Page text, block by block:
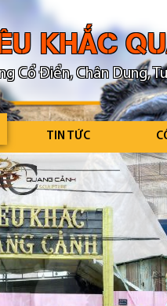
KHẮC
Cổ Điển, Chân Dung,
TIN TỨC